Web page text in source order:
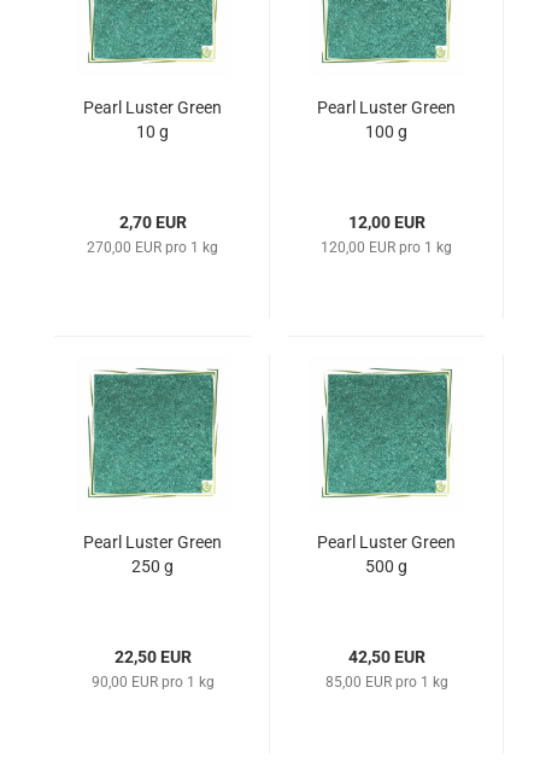
Pearl Luster Green
10 g
2,70 EUR
270,00 EUR pro 1 kg
Pearl Luster Green
100 g
12,00 EUR
120,00 EUR pro 1 kg
Pearl Luster Green
250 g
22,50 EUR
90,00 EUR pro 1 kg
Pearl Luster Green
500 g
42,50 EUR
85,00 EUR pro 1 kg